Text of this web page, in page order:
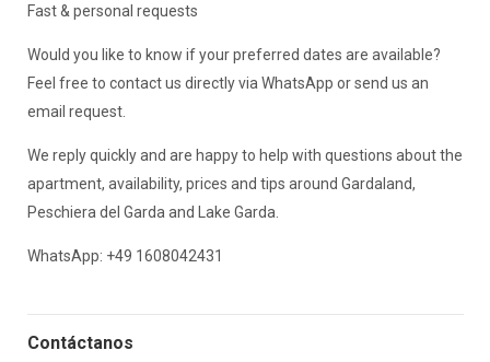
Fast & personal requests
Would you like to know if your preferred dates are available?
Feel free to contact us directly via WhatsApp or send us an
email request.
We reply quickly and are happy to help with questions about the
apartment, availability, prices and tips around Gardaland,
Peschiera del Garda and Lake Garda.
WhatsApp: +49 1608042431
Contáctanos